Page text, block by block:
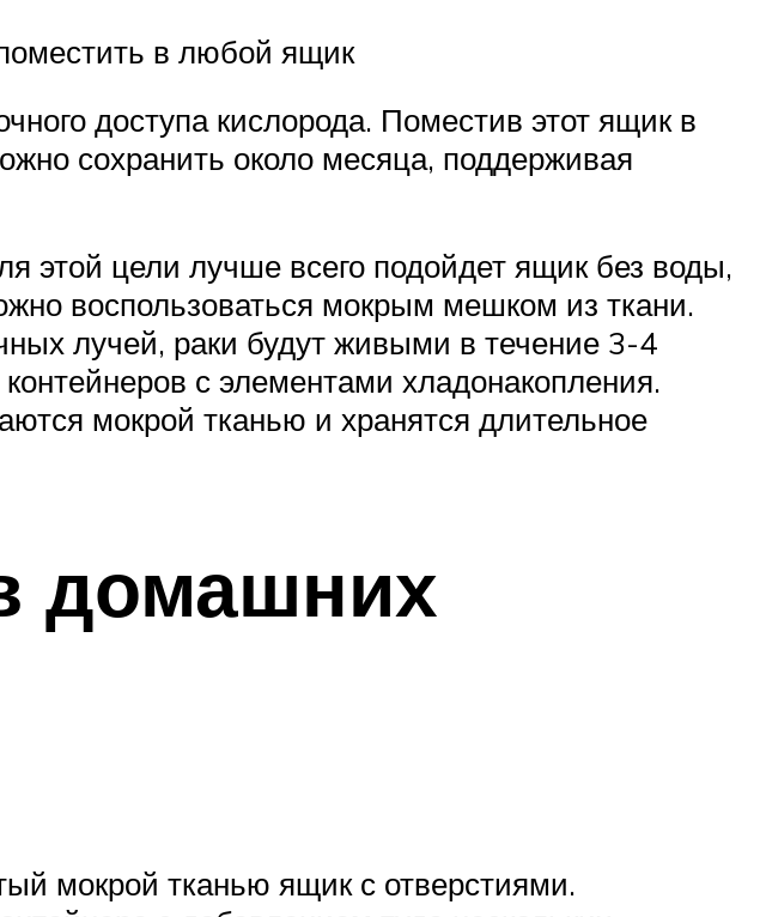
в любой ящик
доступа кислорода. Поместив этот ящик в
сохранить около месяца, поддерживая
этой цели лучше всего подойдет ящик без воды,
воспользоваться мокрым мешком из ткани.
лучей, раки будут живыми в течение 3-4
с элементами хладонакопления.
мокрой тканью и хранятся длительное
домашних
мокрой тканью ящик с отверстиями.